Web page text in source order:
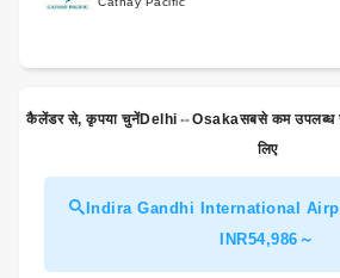
कैलेंडर से, कृपया चुनेंDelhi⇔Osakaसबसे कम उपलब्ध से
लिए
Indira Gandhi International
INR54,986～